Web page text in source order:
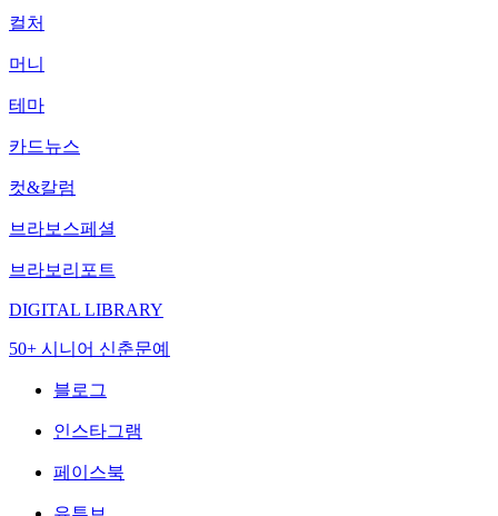
컬처
머니
테마
카드뉴스
컷&칼럼
브라보스페셜
브라보리포트
DIGITAL LIBRARY
50+ 시니어 신춘문예
블로그
인스타그램
페이스북